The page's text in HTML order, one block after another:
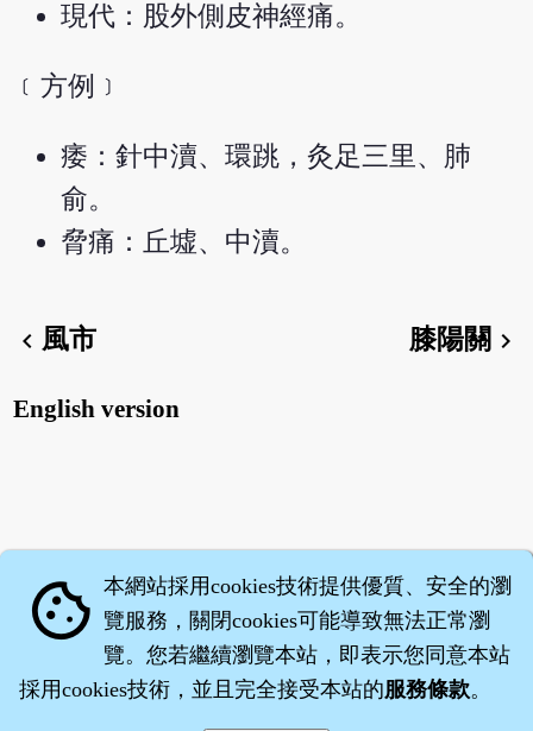
現代：股外側皮神經痛。
﹝方例﹞
痿：針中瀆、環跳，灸足三里、肺
俞。
脅痛：丘墟、中瀆。
chevron_left風市 膝陽關 chevron_right
English version
cookie 本網站採用cookies技術提供優質、安全的瀏
覽服務，關閉cookies可能導致無法正常瀏
覽。您若繼續瀏覽本站，即表示您同意本站
採用cookies技術，並且完全接受本站的服務條款。